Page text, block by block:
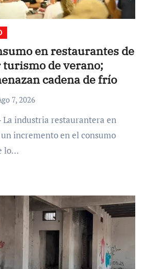
en restaurantes de
de verano;
cadena de frío
7, 2026
incremento en el consumo
lo…